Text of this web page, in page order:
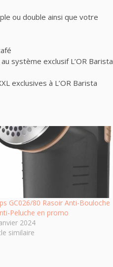
ou double ainsi que votre
système exclusif L’OR Barista
exclusives à L’OR Barista
GC026/80 Rasoir Anti-Bouloche
Peluche en promo
2024
similaire